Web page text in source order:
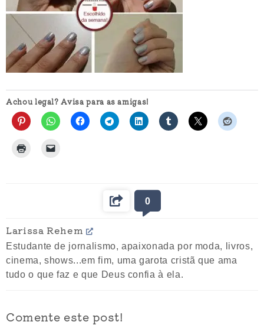
Achou legal? Avisa para as amigas!
0
Larissa Rehem
Estudante de jornalismo, apaixonada por moda, livros,
cinema, shows...em fim, uma garota cristã que ama
tudo o que faz e que Deus confia à ela.
Comente este post!